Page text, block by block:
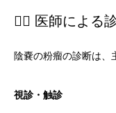
👨‍⚕️ 医師による
陰嚢の粉瘤の診断は、
視診・触診